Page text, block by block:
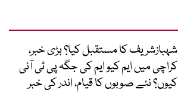
شہبازشریف کا مستقبل کیا؟ بڑی خبر،
کراچی میں ایم کیو ایم کی جگہ پی ٹی آئی
کیوں؟ نئے صوبوں کا قیام، اندر کی خبر